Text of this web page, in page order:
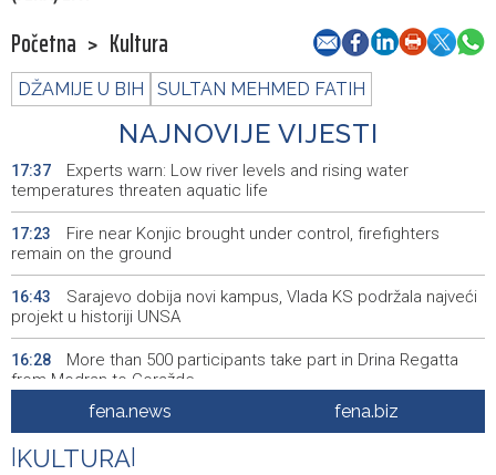
Početna > Kultura
DŽAMIJE U BIH SULTAN MEHMED FATIH
NAJNOVIJE VIJESTI
17:37
Experts warn: Low river levels and rising water
temperatures threaten aquatic life
17:23
Fire near Konjic brought under control, firefighters
remain on the ground
16:43
Sarajevo dobija novi kampus, Vlada KS podržala najveći
projekt u historiji UNSA
16:28
More than 500 participants take part in Drina Regatta
from Modran to Goražde
'Suočavanje s prošlošću' SFF-a: Filmovi koji istražuju
nasljeđe sukoba i mogućnosti otpora
fena.news fena.biz
KULTURA